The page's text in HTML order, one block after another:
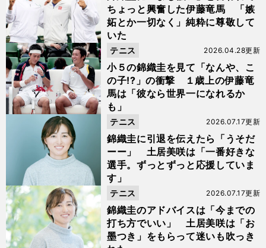
ちょっと興奮した伊藤竜馬 「嫉
妬とか一切なく」純粋に尊敬して
いた
小５の錦織圭を見て「なんや、こ
の子!?」の衝撃 １歳上の伊藤竜
馬は「彼なら世界一になれるか
も」
2026.04.28更新
テニス
錦織圭に引退を伝えたら「うそだ
ーー」 土居美咲は「一番好きな
選手。ずっとずっと応援していま
す」
2026.07.17更新
テニス
錦織圭のアドバイスは「今までの
打ち方でいい」 土居美咲は「お
墨つき」をもらって迷いも吹っき
2026.07.17更新
テニス